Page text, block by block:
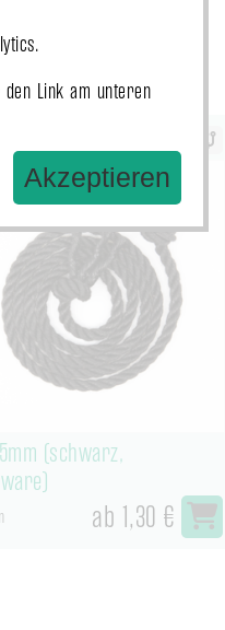
5mm (schwarz,
ab 1,30 €
Link am unteren
Akzeptieren